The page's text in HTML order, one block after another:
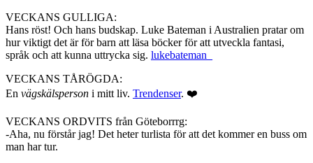
VECKANS GULLIGA:
Hans röst! Och hans budskap. Luke Bateman i Australien pratar om
hur viktigt det är för barn att läsa böcker för att utveckla fantasi,
språk och att kunna uttrycka sig. lukebateman_
VECKANS TÅRÖGDA:
En vägskälsperson i mitt liv. Trendenser. ❤️
VECKANS ORDVITS från Göteborrrg:
-Aha, nu förstår jag! Det heter turlista för att det kommer en buss om
man har tur.